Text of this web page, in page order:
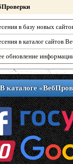
в базу новых
в каталог сайтов
обновление
В каталоге